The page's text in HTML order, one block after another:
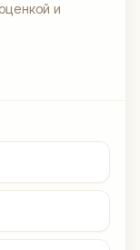
и